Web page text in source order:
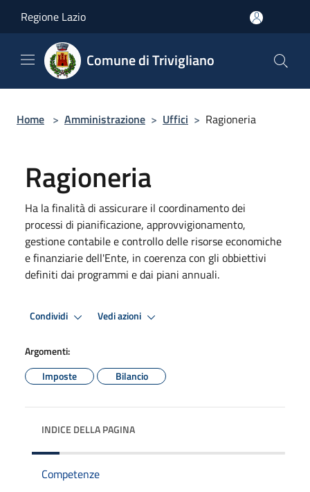
Regione Lazio
Comune di Trivigliano
Home > Amministrazione > Uffici > Ragioneria
Ragioneria
Ha la finalità di assicurare il coordinamento dei
processi di pianificazione, approvvigionamento,
gestione contabile e controllo delle risorse economiche
e finanziarie dell'Ente, in coerenza con gli obbiettivi
definiti dai programmi e dai piani annuali.
Condividi Vedi azioni
Argomenti:
Imposte
Bilancio
INDICE DELLA PAGINA
Competenze